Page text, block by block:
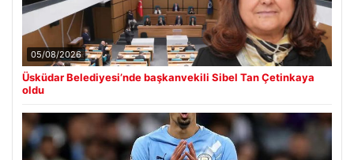
05/08/2026
Üsküdar Belediyesi’nde başkanvekili Sibel Tan Çetinkaya
oldu